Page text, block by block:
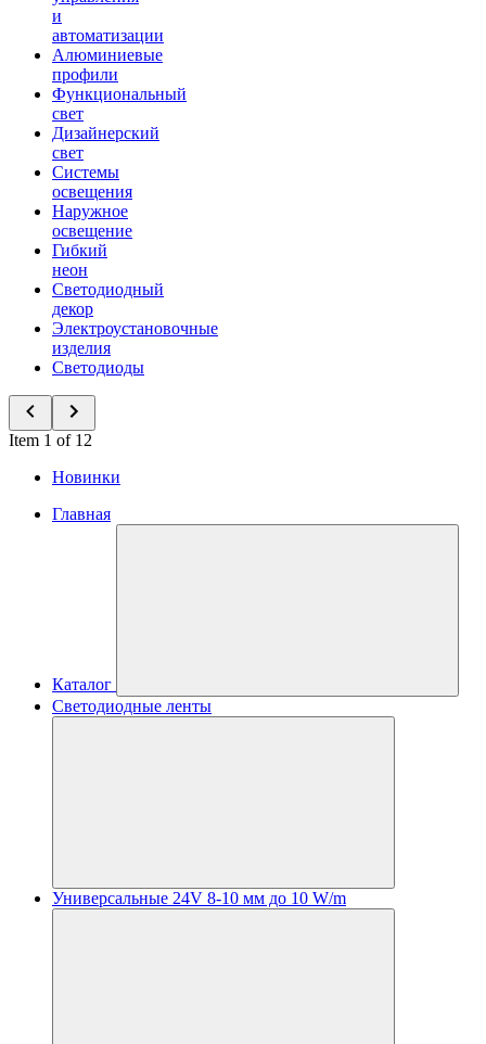
и
автоматизации
Алюминиевые
профили
Функциональный
свет
Дизайнерский
свет
Системы
освещения
Наружное
освещение
Гибкий
неон
Светодиодный
декор
Электроустановочные
изделия
Светодиоды
Item 1 of 12
Новинки
Главная
Каталог
Светодиодные ленты
Универсальные 24V 8-10 мм до 10 W/m